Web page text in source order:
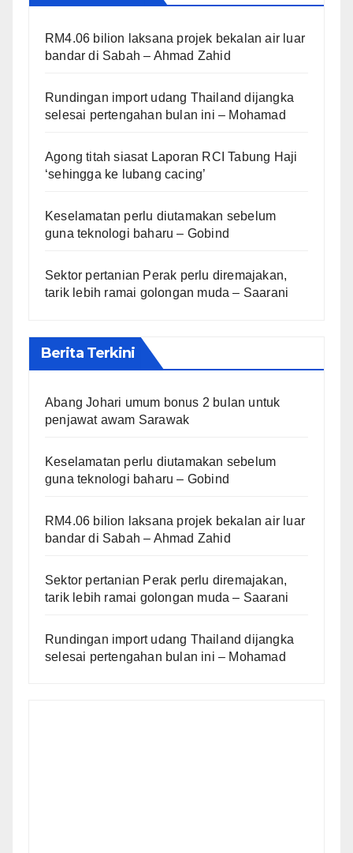
RM4.06 bilion laksana projek bekalan air luar
bandar di Sabah – Ahmad Zahid
Rundingan import udang Thailand dijangka
selesai pertengahan bulan ini – Mohamad
Agong titah siasat Laporan RCI Tabung Haji
‘sehingga ke lubang cacing’
Keselamatan perlu diutamakan sebelum
guna teknologi baharu – Gobind
Sektor pertanian Perak perlu diremajakan,
tarik lebih ramai golongan muda – Saarani
Berita Terkini
Abang Johari umum bonus 2 bulan untuk
penjawat awam Sarawak
Keselamatan perlu diutamakan sebelum
guna teknologi baharu – Gobind
RM4.06 bilion laksana projek bekalan air luar
bandar di Sabah – Ahmad Zahid
Sektor pertanian Perak perlu diremajakan,
tarik lebih ramai golongan muda – Saarani
Rundingan import udang Thailand dijangka
selesai pertengahan bulan ini – Mohamad